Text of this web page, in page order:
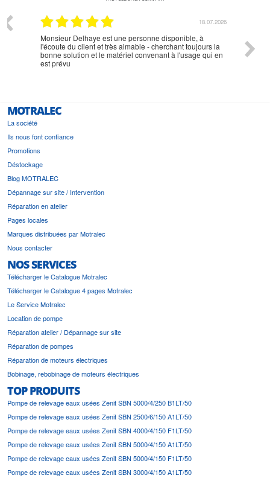
18.07.2026
Monsieur Delhaye est une personne disponible, à
l'écoute du client et très aimable - cherchant toujours la
bonne solution et le matériel convenant à l'usage qui en
est prévu
MOTRALEC
La société
Ils nous font confiance
Promotions
Déstockage
Blog MOTRALEC
Dépannage sur site / Intervention
Réparation en atelier
Pages locales
Marques distribuées par Motralec
Nous contacter
NOS SERVICES
Télécharger le Catalogue Motralec
Télécharger le Catalogue 4 pages Motralec
Le Service Motralec
Location de pompe
Réparation atelier / Dépannage sur site
Réparation de pompes
Réparation de moteurs électriques
Bobinage, rebobinage de moteurs électriques
TOP PRODUITS
Pompe de relevage eaux usées Zenit SBN 5000/4/250 B1LT/50
Pompe de relevage eaux usées Zenit SBN 2500/6/150 A1LT/50
Pompe de relevage eaux usées Zenit SBN 4000/4/150 F1LT/50
Pompe de relevage eaux usées Zenit SBN 5000/4/150 A1LT/50
Pompe de relevage eaux usées Zenit SBN 5000/4/150 F1LT/50
Pompe de relevage eaux usées Zenit SBN 3000/4/150 A1LT/50